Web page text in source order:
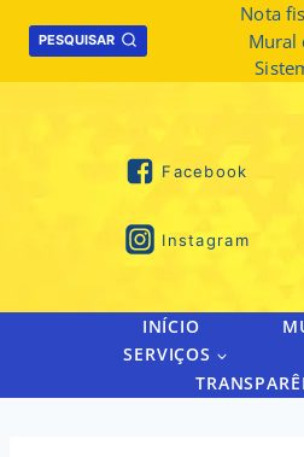
PESQUISAR
Nota
Mural
Facebook
Instagram
INÍCIO
SERVIÇOS